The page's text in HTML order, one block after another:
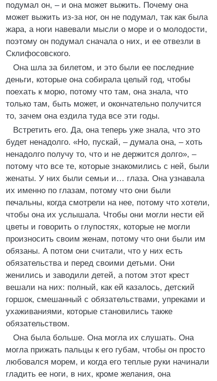
подумал он, – и она может выжить. Почему она
может выжить из-за ног, он не подумал, так как была
жара, а ноги навевали мысли о море и о молодости,
поэтому он подумал сначала о них, и ее отвезли в
Склифосовского.
Она шла за билетом, и это были ее последние
деньги, которые она собирала целый год, чтобы
поехать к морю, потому что там, она знала, что
только там, быть может, и окончательно получится
то, зачем она ездила туда все эти годы.
Встретить его. Да, она теперь уже знала, что это
будет ненадолго. «Но, пускай, – думала она, – хоть
ненадолго получу то, что и не держится долго», –
потому что все те, которые знакомились с ней, были
женаты. У них были семьи и… глаза. Она узнавала
их именно по глазам, потому что они были
печальны, когда смотрели на нее, потому что хотели,
чтобы она их услышала. Чтобы они могли нести ей
цветы и говорить о глупостях, которые не могли
произносить своим женам, потому что они были им
обязаны. А потом они считали, что у них есть
обязательства и перед своими детьми. Они
женились и заводили детей, а потом этот крест
вешали на них: полный, как ей казалось, детский
горшок, смешанный с обязательствами, упреками и
ухаживаниями, которые становились также
обязательством.
Она была больше. Она могла их слушать. Она
могла прижать пальцы к его губам, чтобы он просто
любовался морем, и когда его теплые руки начинали
гладить ее ноги, в них, кроме желания, она